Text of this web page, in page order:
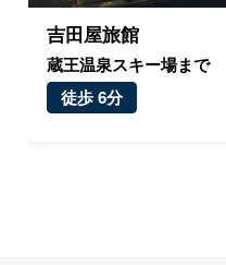
吉田屋旅館
蔵王温泉スキー場まで
徒歩 6分